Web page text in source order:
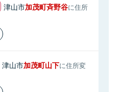
津山市加茂町斉野谷に住所
津山市加茂町山下に住所変